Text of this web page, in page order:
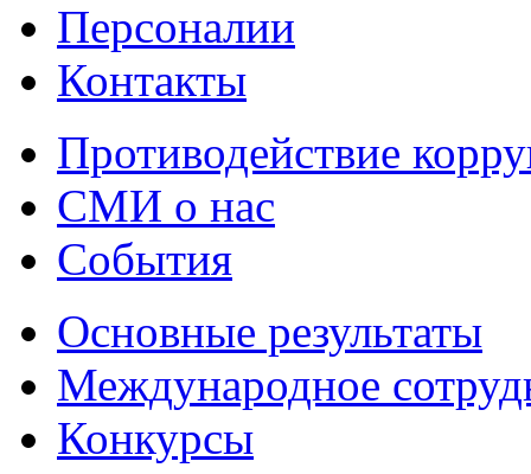
Персоналии
Контакты
Противодействие
СМИ о нас
События
Основные результаты
Международное
Конкурсы